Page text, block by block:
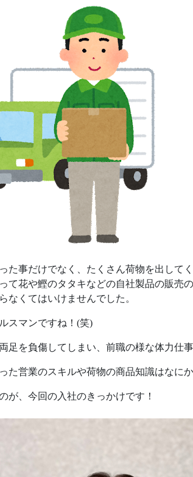
事だけでなく、たくさん荷物を出してく
て花や鰹のタタキなどの自社製品の販売
なくてはいけませんでした。
スマンですね！(笑)
足を負傷してしまい、前職の様な体力仕
た営業のスキルや荷物の商品知識はなに
が、今回の入社のきっかけです！